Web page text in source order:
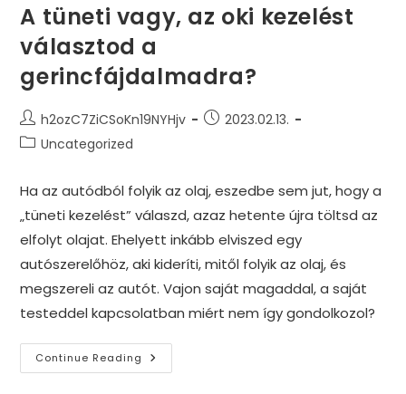
A tüneti vagy, az oki kezelést
választod a
gerincfájdalmadra?
Post
author:
h2ozC7ZiCSoKn19NYHjv
Post2023.02.13.
PostUncategorized
Ha az autódból folyik az olaj, eszedbe sem jut, hogy a
„tüneti kezelést” válaszd, azaz hetente újra töltsd az
elfolyt olajat. Ehelyett inkább elviszed egy
autószerelőhöz, aki kideríti, mitől folyik az olaj, és
megszereli az autót. Vajon saját magaddal, a saját
testeddel kapcsolatban miért nem így gondolkozol?
Continue Reading A
Tüneti